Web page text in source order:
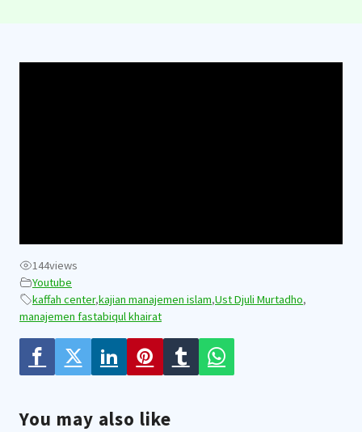
144views
Youtube
kaffah center,kajian manajemen islam,Ust Djuli Murtadho,
manajemen fastabiqul khairat
You may also like